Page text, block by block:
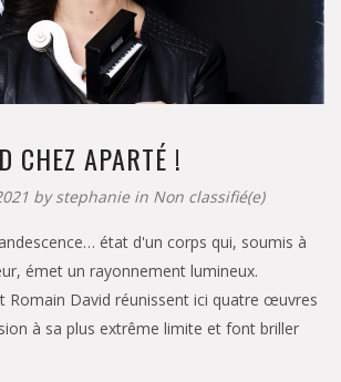
CHEZ APARTÉ !
bystephanie in Non classifié(e)
état d'un corps qui, soumis à
émet un rayonnement lumineux.
Romain David réunissent ici quatre œuvres
à sa plus extrême limite et font briller